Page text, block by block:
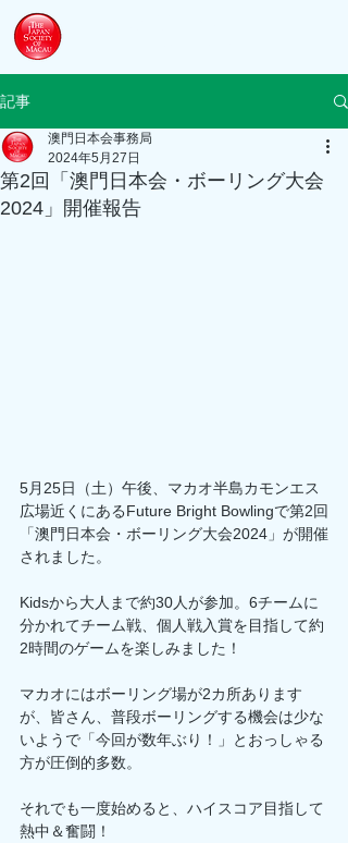
記事
第2回「澳門日本会・ボーリング大会
2024」開催報告
澳門日本会事務局
2024年5月27日
5月25日（土）午後、マカオ半島カモンエス
広場近くにあるFuture Bright Bowlingで第2回
「澳門日本会・ボーリング大会2024」が開催
されました。
Kidsから大人まで約30人が参加。6チームに
分かれてチーム戦、個人戦入賞を目指して約
2時間のゲームを楽しみました！
マカオにはボーリング場が2カ所あります
が、皆さん、普段ボーリングする機会は少な
いようで「今回が数年ぶり！」とおっしゃる
方が圧倒的多数。
それでも一度始めると、ハイスコア目指して
熱中＆奮闘！